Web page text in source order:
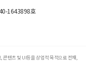
1643898호
콘텐츠 및 UI등을 상업적 목적으로 전재,